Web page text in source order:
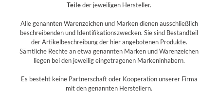
Teileder jeweiligen Hersteller.
Alle genannten Warenzeichen und Marken dienen ausschließlich
beschreibenden und Identifikationszwecken. Sie sind Bestandteil
der Artikelbeschreibung der hier angebotenen Produkte.
Sämtliche Rechte an etwa genannten Marken und Warenzeichen
liegen bei den jeweilig eingetragenen Markeninhabern.
Es besteht keine Partnerschaft oder Kooperation unserer Firma
mit den genannten Herstellern.